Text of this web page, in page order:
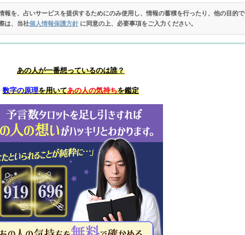
報を、占いサービスを提供するためにのみ使用し、情報の蓄積を行ったり、他の目的で
は、当社個人情報保護方針 に同意の上、必要事項をご入力ください。
あの人が一番想っているのは誰？
数字の原理を用いてあの人の気持ちを鑑定